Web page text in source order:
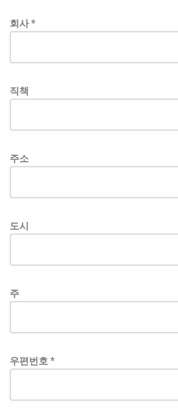
회사 *
직책
주소
도시
주
우편번호 *